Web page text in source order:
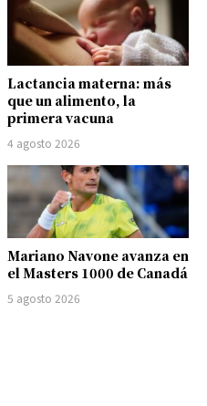
Lactancia materna: más
que un alimento, la
primera vacuna
4 agosto 2026
Mariano Navone avanza en
el Masters 1000 de Canadá
5 agosto 2026